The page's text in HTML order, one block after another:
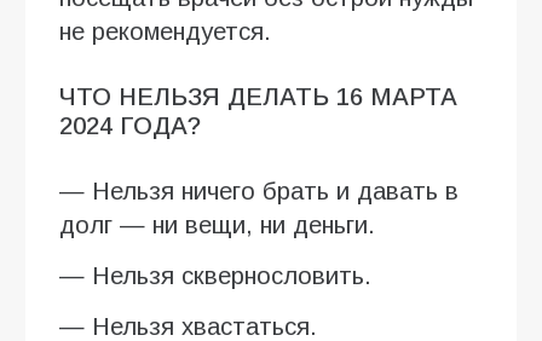
не рекомендуется.
ЧТО НЕЛЬЗЯ ДЕЛАТЬ 16 МАРТА
2024 ГОДА?
— Нельзя ничего брать и давать в
долг — ни вещи, ни деньги.
— Нельзя сквернословить.
— Нельзя хвастаться.